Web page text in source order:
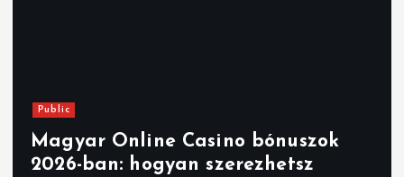
Public
Magyar Online Casino bónuszok
2026-ban: hogyan szerezhetsz